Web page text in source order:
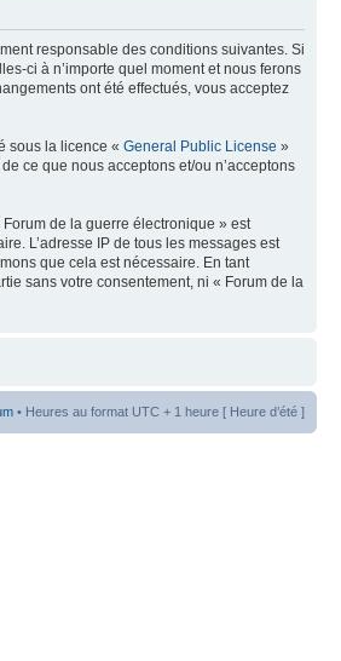
responsable des conditions suivantes. Si
ci à n’importe quel moment et nous ferons
ont été effectués, vous acceptez
sous la licence « General Public License »
ce que nous acceptons et/ou n’acceptons
de la guerre électronique » est
L’adresse IP de tous les messages est
que cela est nécessaire. En tant
sans votre consentement, ni « Forum de la
• Heures au format UTC + 1 heure [ Heure d’été ]